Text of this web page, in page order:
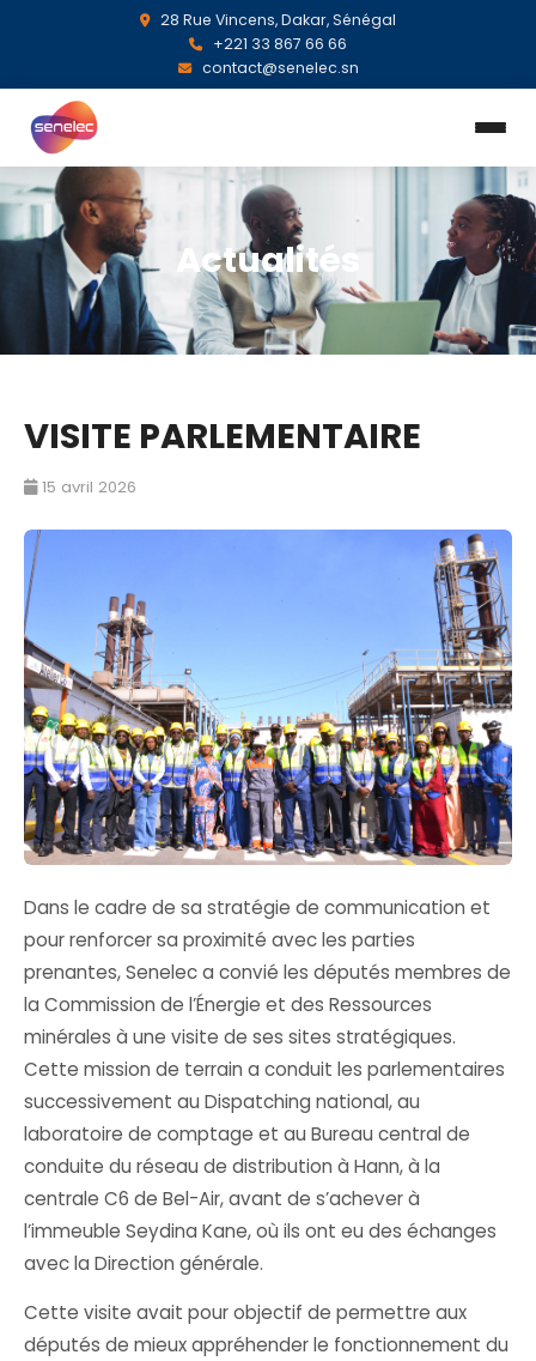
28 Rue Vincens, Dakar, Sénégal
+221 33 867 66 66
contact@senelec.sn
Actualités
VISITE PARLEMENTAIRE
15 avril 2026
Dans le cadre de sa stratégie de communication et
pour renforcer sa proximité avec les parties
prenantes, Senelec a convié les députés membres de
la Commission de l’Énergie et des Ressources
minérales à une visite de ses sites stratégiques.
Cette mission de terrain a conduit les parlementaires
successivement au Dispatching national, au
laboratoire de comptage et au Bureau central de
conduite du réseau de distribution à Hann, à la
centrale C6 de Bel-Air, avant de s’achever à
l’immeuble Seydina Kane, où ils ont eu des échanges
avec la Direction générale.
Cette visite avait pour objectif de permettre aux
députés de mieux appréhender le fonctionnement du